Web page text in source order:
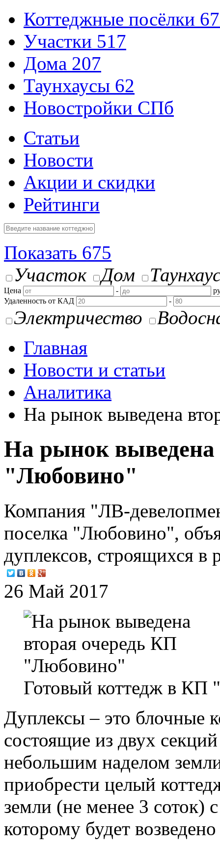
Коттеджные посёлки
Участки 517
Дома 207
Таунхаусы 62
Новостройки СПб
Статьи
Новости
Акции и скидки
Рейтинги
Показать 675
Участок
Дом
Цена -
Удаленность от КАД
-
Электричество
Главная
Новости и статьи
Аналитика
На рынок выведена
На рынок выведена
"Любовино"
Компания "ЛВ-
поселка "Любовино",
дуплексов, строящихся в
26 Май 2017
Готовый коттедж в
Дуплексы – это блочные
состоящие из двух
небольшим наделом
приобрести целый
земли (не менее 3 соток)
которому будет